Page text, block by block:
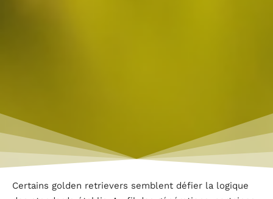
Certains golden retrievers semblent défier la logique